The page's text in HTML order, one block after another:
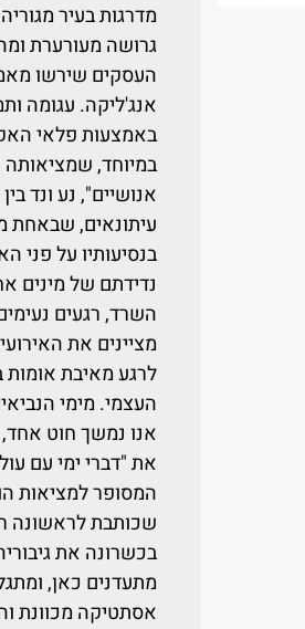
מדרגות בעיר
גרושה מעורערת
העסקים שירשו
אנג'ליקה. עגומה
באמצעות פלאי
במיוחד, שמציאותה
אנושיים", נע ונד
עיתונאים, שבאחת
בנסיעותיו על פני
נדידתם של מינים
השרד, רגעים
מציינים את
לרגע מאיבת
העצמי. מימי
אנו נמשך חוט
את "דברי ימי עם
המסופר למציאות
שכותבת לראשונה
בכשרונה את
מתעדנים כאן,
אסתטיקה מכוונת